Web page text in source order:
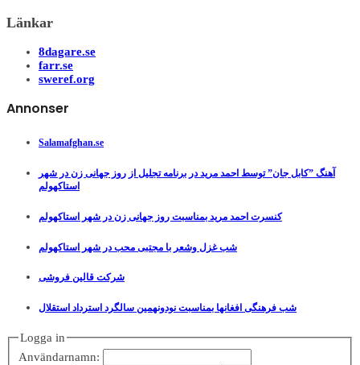
Länkar
8dagare.se
farr.se
sweref.org
Annonser
Salamafghan.se
آهنگ ”کابل جان” توسط احمد مرید در برنامه تجلیل از روز جهانی زن در شهر
استاکهولم
کنسرت احمد مرید بمناسبت روز جهانی زن در شهر استاکهولم
شب غزل وشعر با مجتبی محب در شهر استاکهولم
شرکت قالین فروشی
شب فرهنگی افغانها بمناسبت نودونهمین سالگرد استرداد استقلال
Logga in
Användarnamn: